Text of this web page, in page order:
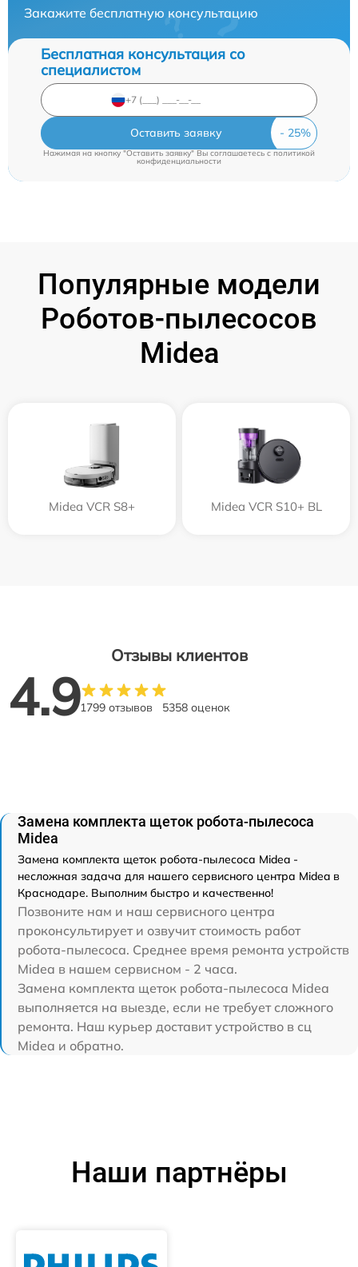
Закажите бесплатную консультацию
Бесплатная консультация со
специалистом
Оставить заявку
Нажимая на кнопку "Оставить заявку" Вы соглашаетесь cполитикой
конфиденциальности
Популярные модели
Роботов-пылесосов
Midea
Midea VCR S8+ Midea VCR S10+ BL
Отзывы клиентов
4.91799 отзывов 5358 оценок
Замена комплекта щеток робота-пылесоса
Midea
Замена комплекта щеток робота-пылесоса Midea -
несложная задача для нашего сервисного центра Midea в
Краснодаре. Выполним быстро и качественно!
Позвоните нам и наш сервисного центра
проконсультирует и озвучит стоимость работ
робота-пылесоса. Среднее время ремонта устройств
Midea в нашем сервисном - 2 часа.
Замена комплекта щеток робота-пылесоса Midea
выполняется на выезде, если не требует сложного
ремонта. Наш курьер доставит устройство в сц
Midea и обратно.
Наши партнёры